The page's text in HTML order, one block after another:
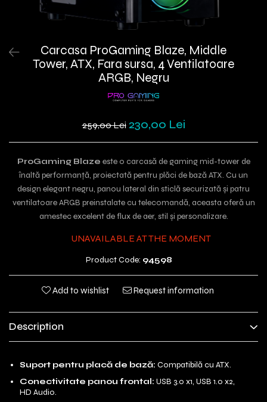
Carcasa ProGaming Blaze, Middle
Tower, ATX, Fara sursa, 4 Ventilatoare
ARGB, Negru
259,00 Lei 230,00 Lei
ProGaming Blaze este o carcasă de gaming mid-tower de
înaltă performanță, proiectată pentru plăci de bază ATX. Cu un
design elegant negru, panou lateral din sticlă securizată și patru
ventilatoare ARGB preinstalate cu telecomandă, aceasta oferă un
amestec excelent de flux de aer, stil și personalizare.
UNAVAILABLE AT THE MOMENT
Product Code: 94598
Add to wishlist Request information
Description
Suport pentru placă de bază: Compatibilă cu ATX.
Conectivitate panou frontal: USB 3.0 x1, USB 1.0 x2,
HD Audio.